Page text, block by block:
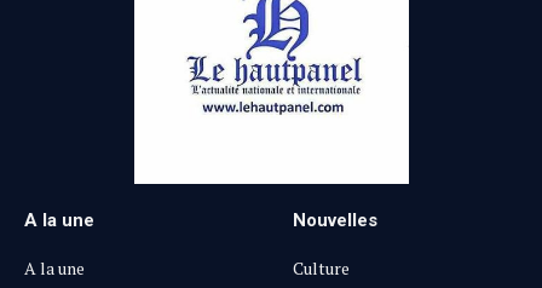
A la une
A la une
Nouvelles
Culture